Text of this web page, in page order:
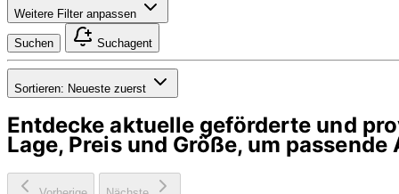
Weitere Filter anpassen
Suchen Suchagent
Sortieren: Neueste zuerst
Entdecke aktuelle geförderte und
Lage, Preis und Größe, um